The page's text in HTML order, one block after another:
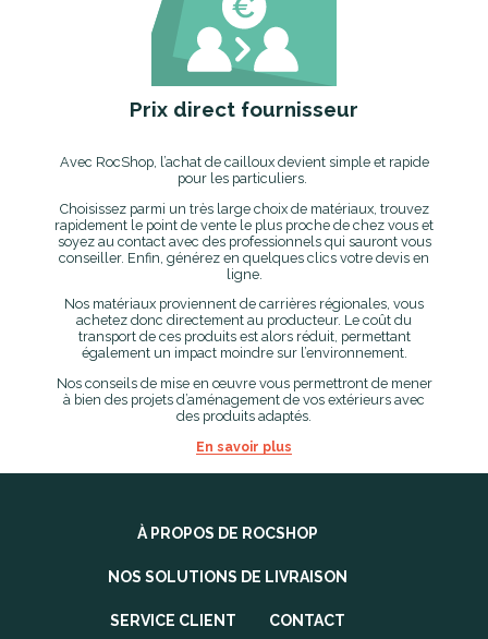
Prix direct fournisseur
Avec RocShop, l’achat de cailloux devient simple et rapide
pour les particuliers.
Choisissez parmi un très large choix de matériaux, trouvez
rapidement le point de vente le plus proche de chez vous et
soyez au contact avec des professionnels qui sauront vous
conseiller. Enfin, générez en quelques clics votre devis en
ligne.
Nos matériaux proviennent de carrières régionales, vous
achetez donc directement au producteur. Le coût du
transport de ces produits est alors réduit, permettant
également un impact moindre sur l’environnement.
Nos conseils de mise en œuvre vous permettront de mener
à bien des projets d’aménagement de vos extérieurs avec
des produits adaptés.
En savoir plus
À PROPOS DE ROCSHOP
NOS SOLUTIONS DE LIVRAISON
SERVICE CLIENT CONTACT